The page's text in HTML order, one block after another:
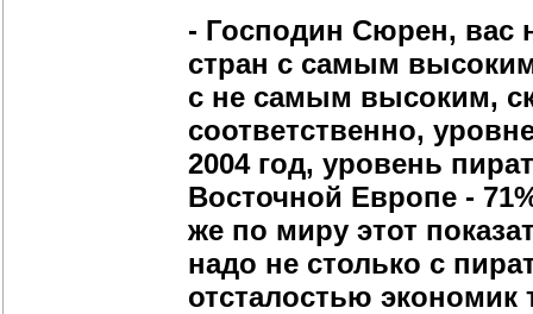
- Господин Сюрен, вас
стран с самым
с не самым высоким,
соответственно,
2004 год, уровень
Восточной Европе -
же по миру этот
надо не столько с
отсталостью экономик